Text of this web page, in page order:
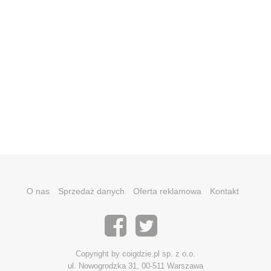
O nas Sprzedaż danych Oferta reklamowa Kontakt
Copyright by coigdzie.pl sp. z o.o.
ul. Nowogrodzka 31, 00-511 Warszawa